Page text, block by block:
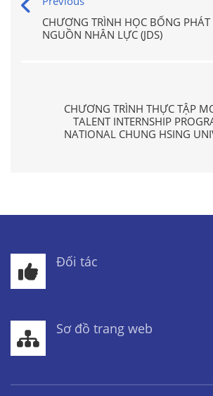
CHƯƠNG TRÌNH HỌC BỔNG PHÁT
NGUỒN NHÂN LỰC (JDS)
CHƯƠNG TRÌNH THỰC TẬP
TALENT INTERNSHIP
NATIONAL CHUNG HSING
Đối tác
Sơ đồ trang web